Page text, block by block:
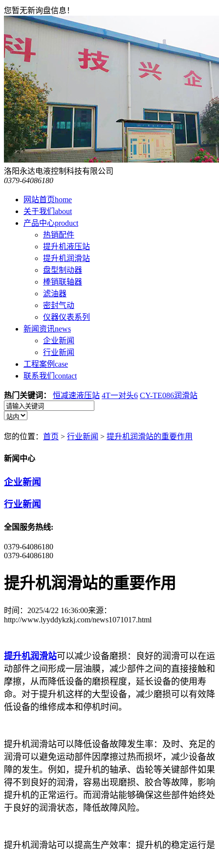
您暂无新询盘信息！
洛阳永达电液控制科技有限公司
0379-64086180
网站首页home
关于我们 about
产品中心product
热销配件
提升机液压站
提升机润滑站
盘型制动器
棒销联轴器
滤油器
密封气动
仪器仪表系列
新闻资讯news
企业新闻
行业新闻
工程案例 case
联系我们 contact
热门关键词： 恒减速液压站 4T一对头6 CY-TE086润滑站
您的位置： 首页 > 行业新闻 > 提升机润滑站的重要作用
新闻中心
企业新闻
行业新闻
全国服务热线:
0379-64086180
0379-64086180
提升机润滑站的重要作用
时间：2025/4/22 16:36:00来源：
http://www.lyyddykzkj.com/news1071017.html
提升机润滑站可以减少设备磨损：良好的润滑可以在运
动部件之间形成一层油膜，减少部件之间的直接接触和
摩擦，从而降低设备的磨损程度，延长设备的使用寿
命。对于提升机这样的大型设备，减少磨损可以有效降
低设备的维修成本和停机时间。
提升机润滑站可以降低设备故障发生率：及时、充足的
润滑可以避免运动部件因摩擦过热而损坏，减少设备故
障的发生。例如，提升机的轴承、齿轮等关键部件如果
得不到良好的润滑，容易出现磨损、胶合等故障，影响
提升机的正常运行。而润滑站能够确保这些部件始终处
于良好的润滑状态，降低故障风险。
提升机润滑站可以提高生产效率：提升机的稳定运行是